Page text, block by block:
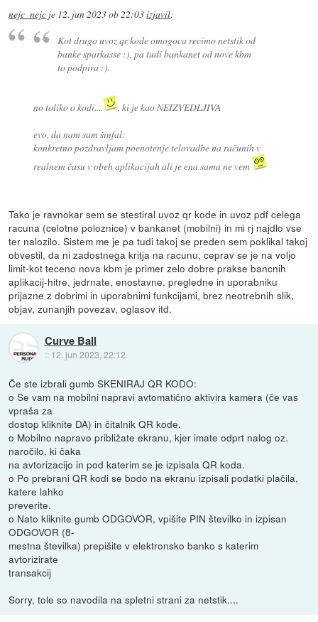
nejc_nejc je 12. jun 2023 ob 22:03izjavil:
Kot drugo uvoz qr kode omogoca recimo netstik od
banke sparkasse :), pa tudi bankanet od nove kbm
to podpira :).
no toliko o kodi....
, ki je kao NEIZVEDLJIVA
evo, da nam sam šinfal:
konkretno pozdravljam poenotenje telovadbe na računih v
realnem času v obeh aplikacijah ali je ena sama ne vem
Tako je ravnokar sem se stestiral uvoz qr kode in uvoz pdf celega
racuna (celotne poloznice) v bankanet (mobilni) in mi rj najdlo vse
ter nalozilo. Sistem me je pa tudi takoj se preden sem poklikal takoj
obvestil, da ni zadostnega kritja na racunu, ceprav se je na voljo
limit-kot teceno nova kbm je primer zelo dobre prakse bancnih
aplikacij-hitre, jedrnate, enostavne, pregledne in uporabniku
prijazne z dobrimi in uporabnimi funkcijami, brez neotrebnih slik,
objav, zunanjih povezav, oglasov itd.
Curve Ball
:: 12. jun 2023, 22:12
Če ste izbrali gumb SKENIRAJ QR KODO:
o Se vam na mobilni napravi avtomatično aktivira kamera (če vas
vpraša za
dostop kliknite DA) in čitalnik QR kode.
o Mobilno napravo približate ekranu, kjer imate odprt nalog oz.
naročilo, ki čaka
na avtorizacijo in pod katerim se je izpisala QR koda.
o Po prebrani QR kodi se bodo na ekranu izpisali podatki plačila,
katere lahko
preverite.
o Nato kliknite gumb ODGOVOR, vpišite PIN številko in izpisan
ODGOVOR (8-
mestna številka) prepišite v elektronsko banko s katerim
avtorizirate
transakcij
Sorry, tole so navodila na spletni strani za netstik....